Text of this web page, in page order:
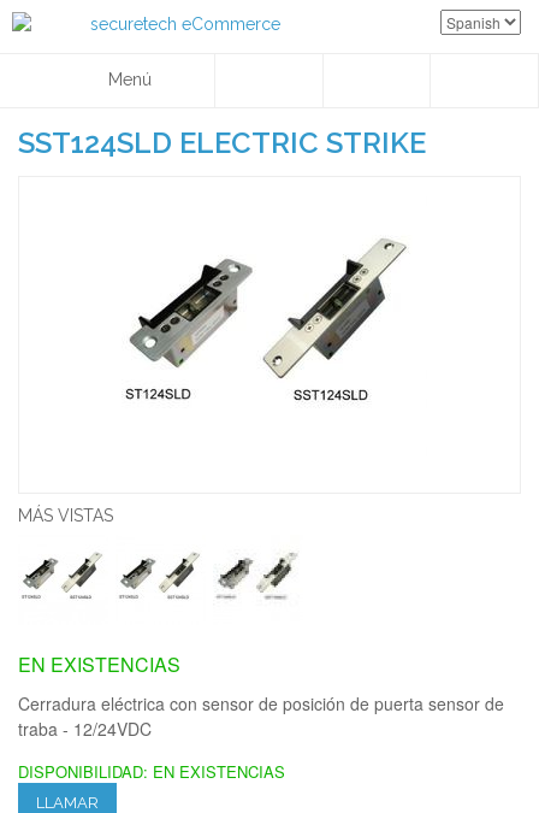
Menú
SST124SLD ELECTRIC STRIKE
MÁS VISTAS
EN EXISTENCIAS
Cerradura eléctrica con sensor de posición de puerta sensor de
traba - 12/24VDC
DISPONIBILIDAD: EN EXISTENCIAS
LLAMAR